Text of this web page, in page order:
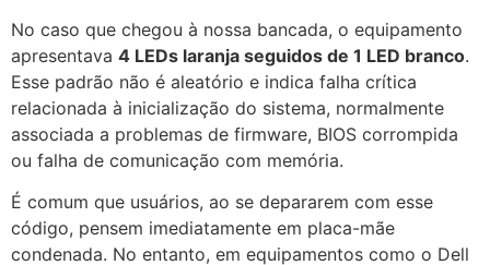
No caso que chegou à nossa bancada, o equipamento
apresentava 4 LEDs laranja seguidos de 1 LED branco.
Esse padrão não é aleatório e indica falha crítica
relacionada à inicialização do sistema, normalmente
associada a problemas de firmware, BIOS corrompida
ou falha de comunicação com memória.
É comum que usuários, ao se depararem com esse
código, pensem imediatamente em placa-mãe
condenada. No entanto, em equipamentos como o Dell